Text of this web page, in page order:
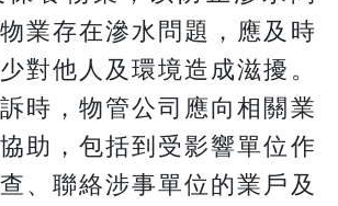
業存在滲水問題，應及時
對他人及環境造成滋擾。
時，物管公司應向相關業
助，包括到受影響單位作
、聯絡涉事單位的業戶及